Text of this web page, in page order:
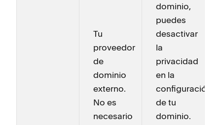
Tu
proveedor
de
dominio
externo.
No es
necesario
dominio,
puedes
desactivar
la
privacidad
en la
configuración
de tu
dominio.